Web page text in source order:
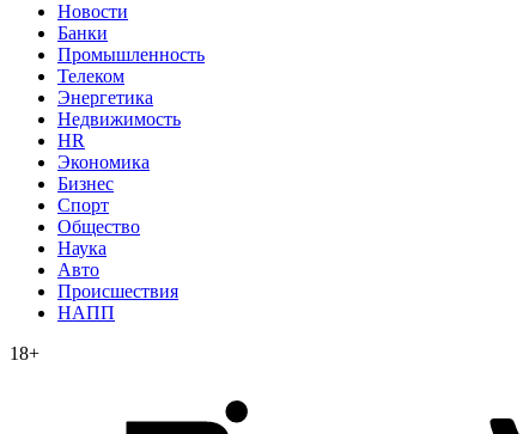
Новости
Банки
Промышленность
Телеком
Энергетика
Недвижимость
HR
Экономика
Бизнес
Спорт
Общество
Наука
Авто
Происшествия
НАПП
18+